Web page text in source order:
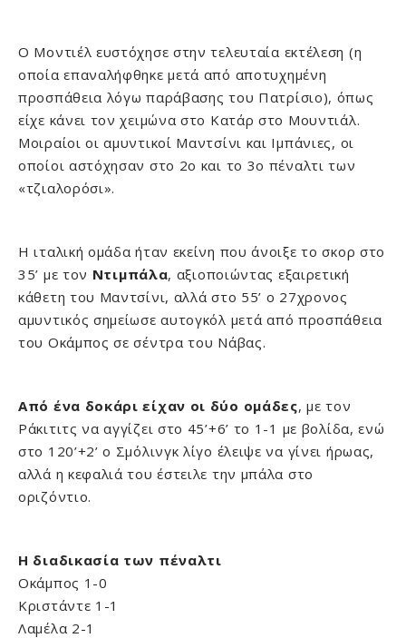
Ο Μοντιέλ ευστόχησε στην τελευταία εκτέλεση (η
οποία επαναλήφθηκε μετά από αποτυχημένη
προσπάθεια λόγω παράβασης του Πατρίσιο), όπως
είχε κάνει τον χειμώνα στο Κατάρ στο Μουντιάλ.
Μοιραίοι οι αμυντικοί Μαντσίνι και Ιμπάνιες, οι
οποίοι αστόχησαν στο 2ο και το 3ο πέναλτι των
«τζιαλορόσι».
Η ιταλική ομάδα ήταν εκείνη που άνοιξε το σκορ στο
35’ με τον Ντιμπάλα, αξιοποιώντας εξαιρετική
κάθετη του Μαντσίνι, αλλά στο 55’ o 27χρονος
αμυντικός σημείωσε αυτογκόλ μετά από προσπάθεια
του Οκάμπος σε σέντρα του Νάβας.
Από ένα δοκάρι είχαν οι δύο ομάδες, με τον
Ράκιτιτς να αγγίζει στο 45’+6’ το 1-1 με βολίδα, ενώ
στο 120’+2’ ο Σμόλινγκ λίγο έλειψε να γίνει ήρωας,
αλλά η κεφαλιά του έστειλε την μπάλα στο
οριζόντιο.
Η διαδικασία των πέναλτι
Οκάμπος 1-0
Κριστάντε 1-1
Λαμέλα 2-1